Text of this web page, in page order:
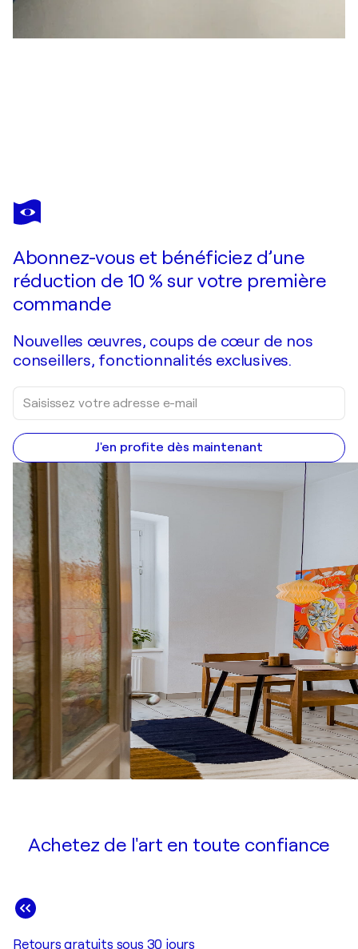
CAROLINE MONTIGNEAUX
It’s so quiet
Abonnez-vous et bénéficiez d’une
réduction de 10 % sur votre première
commande
Nouvelles œuvres, coups de cœur de nos
conseillers, fonctionnalités exclusives.
J'en profite dès maintenant
Achetez de l'art en toute confiance
Retours gratuits sous 30 jours